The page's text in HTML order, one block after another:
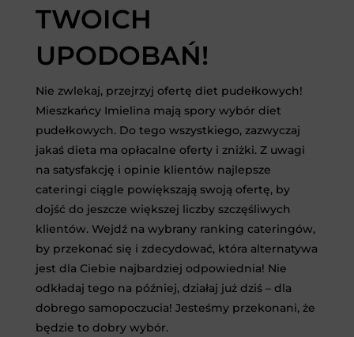
TWOICH
UPODOBAŃ!
Nie zwlekaj, przejrzyj ofertę diet pudełkowych!
Mieszkańcy Imielina mają spory wybór diet
pudełkowych. Do tego wszystkiego, zazwyczaj
jakaś dieta ma opłacalne oferty i zniżki. Z uwagi
na satysfakcję i opinie klientów najlepsze
cateringi ciągle powiększają swoją ofertę, by
dojść do jeszcze większej liczby szczęśliwych
klientów. Wejdź na wybrany ranking cateringów,
by przekonać się i zdecydować, która alternatywa
jest dla Ciebie najbardziej odpowiednia! Nie
odkładaj tego na później, działaj już dziś – dla
dobrego samopoczucia! Jesteśmy przekonani, że
będzie to dobry wybór.